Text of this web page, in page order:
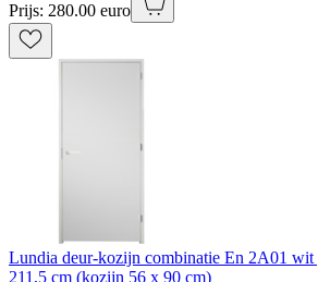
Prijs: 280.00 euro
Lundia deur-kozijn combinatie En 2A01 wit
211,5 cm (kozijn 56 x 90 cm)